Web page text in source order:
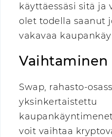
käyttäessäsi sitä ja
olet todella saanut
vakavaa
Vaihtaminen
Swap, rahasto-
yksinkertaistettu
voit vaihtaa